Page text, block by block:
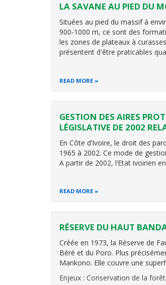
LA SAVANE AU PIED DU
Situées au pied du massif à
900-1000 m, ce sont des
les zones de plateaux à
présentent d'être praticables
READ MORE
GESTION DES AIRES
LÉGISLATIVE DE 2002
En Côte d’Ivoire, le droit des
1965 à 2002. Ce mode de
A partir de 2002, l’Etat ivoirien
READ MORE
RÉSERVE DU HAUT
Créée en 1973, la Réserve de
Béré et du Poro. Plus
Mankono. Elle couvre une
Enjeux : Conservation de la